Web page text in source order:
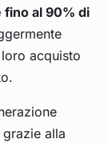
fino al 90% di
acquisto
alla